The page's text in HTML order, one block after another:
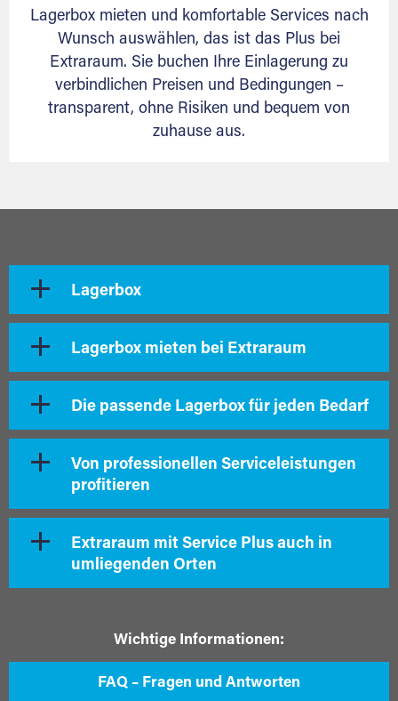
Lagerbox mieten und komfortable Services nach
Wunsch auswählen, das ist das Plus bei
Extraraum. Sie buchen Ihre Einlagerung zu
verbindlichen Preisen und Bedingungen –
transparent, ohne Risiken und bequem von
zuhause aus.
Lagerbox
Lagerbox mieten bei Extraraum
Die passende Lagerbox für jeden Bedarf
Von professionellen Serviceleistungen
profitieren
Extraraum mit Service Plus auch in
umliegenden Orten
Wichtige Informationen:
FAQ – Fragen und Antworten